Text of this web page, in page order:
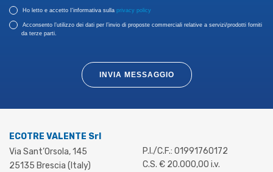
Ho letto e accetto I'informativa sulla privacy policy
Acconsento l’utilizzo dei dati per l’invio di proposte commerciali relative a servizi/prodotti forniti
da terze parti.
INVIA MESSAGGIO
ECOTRE VALENTE Srl
Via Sant’Orsola, 145
25135 Brescia (Italy)
P.I./C.F.: 01991760172
C.S. € 20.000,00 i.v.